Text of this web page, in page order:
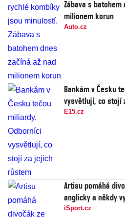
Zábava s batohem
milionem korun
Auto.cz
Bankám v Česku
vysvětlují, co stojí
E15.cz
Artisu pomáhá
anglicky a někdy
iSport.cz